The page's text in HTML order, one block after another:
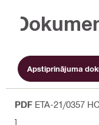
Apstiprinājuma
PDF ETA-21/0357
]